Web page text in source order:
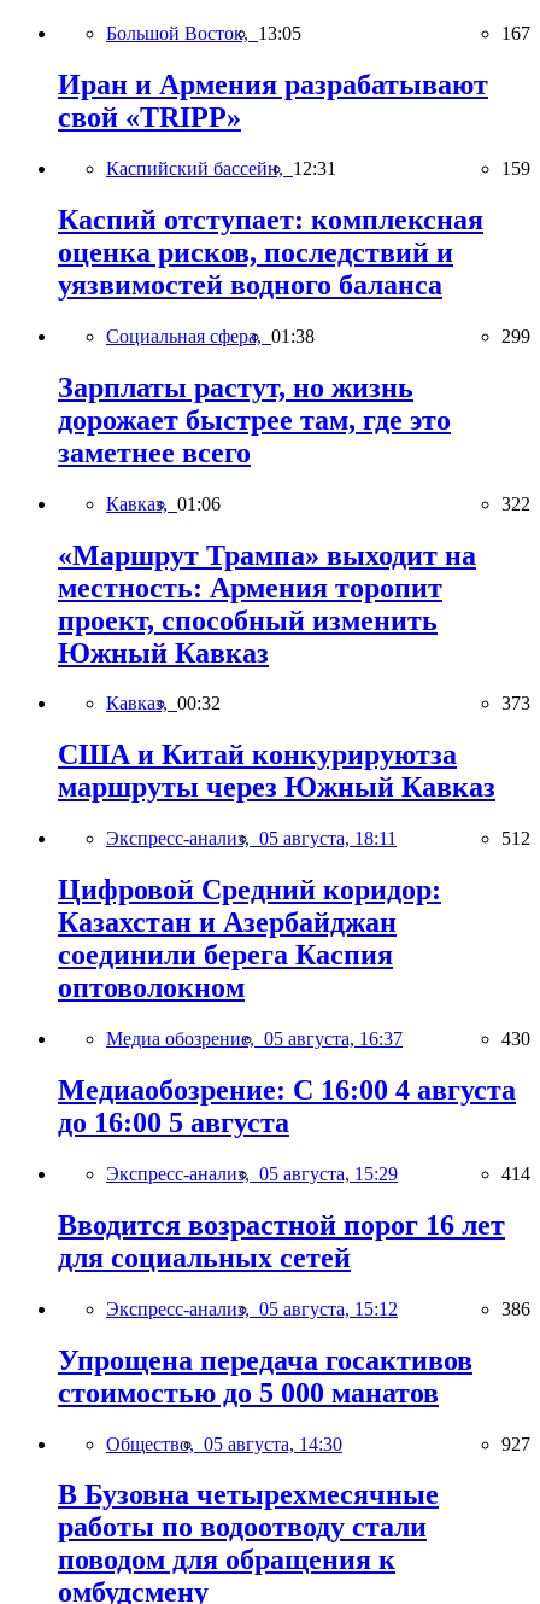
Большой Восток, 13:05 167
Иран и Армения разрабатывают
свой «TRIPP»
Каспийский бассейн, 12:31 159
Каспий отступает: комплексная
оценка рисков, последствий и
уязвимостей водного баланса
Социальная сфера, 01:38 299
Зарплаты растут, но жизнь
дорожает быстрее там, где это
заметнее всего
Кавказ, 01:06 322
«Маршрут Трампа» выходит на
местность: Армения торопит
проект, способный изменить
Южный Кавказ
Кавказ, 00:32 373
США и Китай конкурируютза
маршруты через Южный Кавказ
Экспресс-анализ, 05 августа, 18:11 512
Цифровой Средний коридор:
Казахстан и Азербайджан
соединили берега Каспия
оптоволокном
Медиа обозрение, 05 августа, 16:37 430
Медиаобозрение: С 16:00 4 августа
до 16:00 5 августа
Экспресс-анализ, 05 августа, 15:29 414
Вводится возрастной порог 16 лет
для социальных сетей
Экспресс-анализ, 05 августа, 15:12 386
Упрощена передача госактивов
стоимостью до 5 000 манатов
Общество, 05 августа, 14:30 927
В Бузовна четырехмесячные
работы по водоотводу стали
поводом для обращения к
омбудсмену